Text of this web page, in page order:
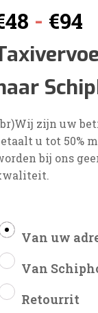
48 - €94
zijn uw
u tot 50%
bij ons
Van uw
Van
Retourrit